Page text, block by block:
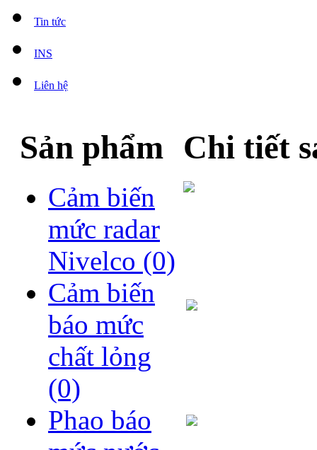
Tin tức
INS
Liên hệ
Sản phẩm
Cảm biến
mức radar
Nivelco (0)
Cảm biến
báo mức
chất lỏng
(0)
Phao báo
Chi tiết